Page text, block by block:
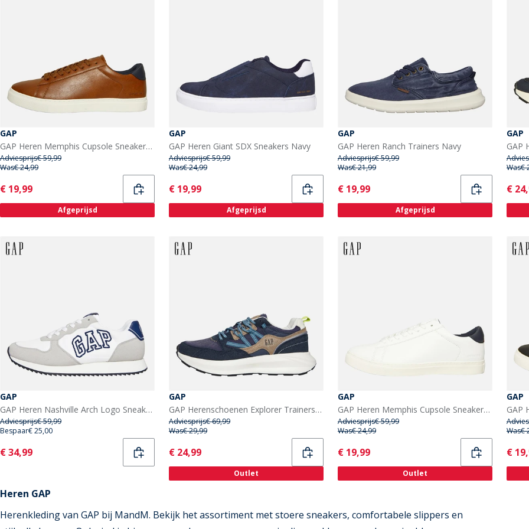
GAP
GAP Heren Memphis Cupsole Sneakers Gember Biscuit
Adviesprijs€ 59,99
Was€ 24,99
Current
€ 19,99
Afgeprijsd
GAP
GAP Heren Giant SDX Sneakers Navy
Adviesprijs€ 59,99
Was€ 24,99
Current
€ 19,99
Afgeprijsd
GAP
GAP Heren Ranch Trainers Navy
Adviesprijs€ 59,99
Was€ 21,99
Current
€ 19,99
Afgeprijsd
GAP
GAP
Was€
€
GAP
GAP Heren Nashville Arch Logo Sneakers Wit
Adviesprijs€ 59,99
Bespaar€ 25,00
Current
€ 34,99
GAP
GAP Herenschoenen Explorer Trainers Navy
Adviesprijs€ 69,99
Was€ 29,99
Current
€ 24,99
Outlet
GAP
GAP Heren Memphis Cupsole Sneakers Wit
Adviesprijs€ 59,99
Was€ 24,99
Current
€ 19,99
Outlet
GAP
Was€
€
Heren GAP
Herenkleding van GAP bij MandM. Bekijk het assortiment met stoere sneakers, comfortabele slippers en